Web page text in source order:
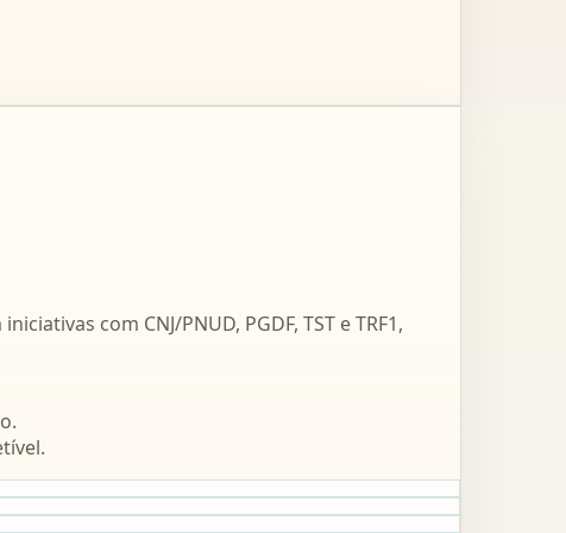
com CNJ/PNUD, PGDF, TST e TRF1,